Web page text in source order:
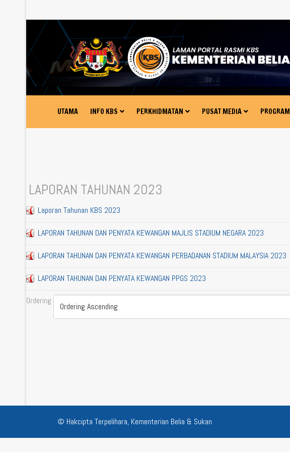
UTAMA INFO KBS PERKHIDMATAN PUSAT MEDIA PROGRAM
LAPORAN TAHUNAN 2023
Laporan Tahunan KBS 2023
LAPORAN TAHUNAN DAN PENYATA KEWANGAN MAJLIS STADIUM NEGARA 2023
LAPORAN TAHUNAN DAN PENYATA KEWANGAN PERBADANAN STADIUM MALAYSIA 2023
LAPORAN TAHUNAN DAN PENYATA KEWANGAN PPGS 2023
Ordering
© Hakcipta Terpelihara, Kementerian Belia & Sukan